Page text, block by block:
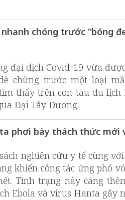
chóng trước “bóng
đại dịch Covid-19 vừa
chừng trước một loại
thấy trên con tàu du lịch
Đại Tây Dương.
phơi bày thách thức mới
nghiên cứu y tế cùng
khiến công tác ứng phó
Tình trạng này càng
Ebola và virus Hanta gây